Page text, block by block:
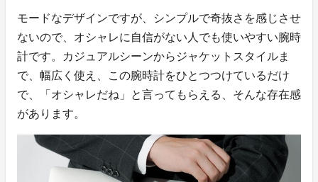
モードなデザインですが、シンプルで奇抜さを感じさせ
ないので、オシャレに自信がない人でも使いやすい腕時
計です。カジュアルシーンからジャケットスタイルま
で、幅広く使え、この腕時計をひとつつけているだけ
で、「オシャレだね」と言ってもらえる、そんな存在感
があります。